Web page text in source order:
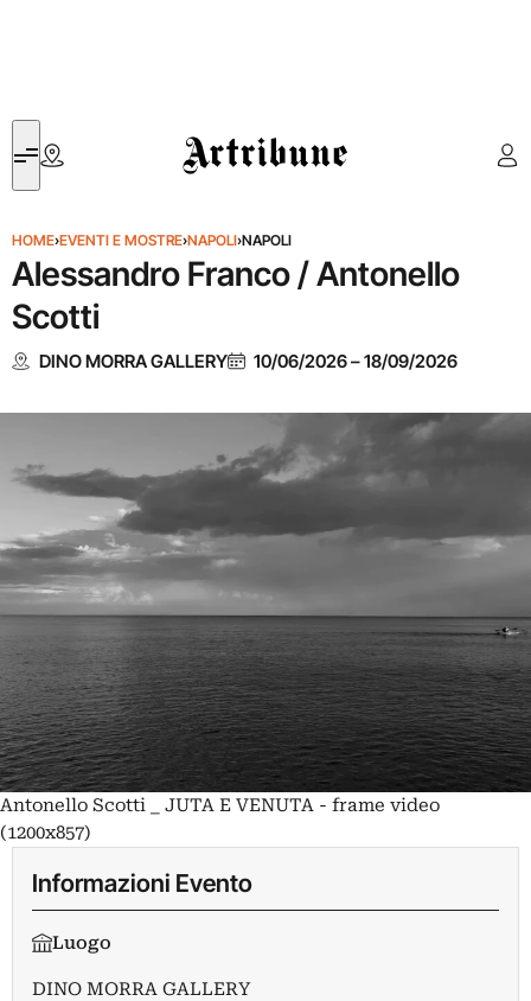
Artribune
HOME›EVENTI E MOSTRE›NAPOLI›NAPOLI
Alessandro Franco / Antonello
Scotti
DINO MORRA GALLERY 10/06/2026–18/09/2026
Antonello Scotti _ JUTA E VENUTA - frame video
(1200x857)
Informazioni Evento
Luogo
DINO MORRA GALLERY